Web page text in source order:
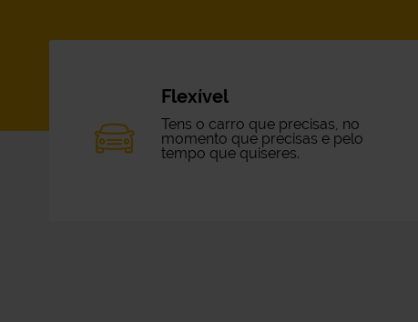
Flexível
Tens o carro que precisas, no
momento que precisas e pelo
tempo que quiseres.